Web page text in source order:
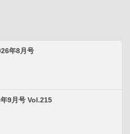
年8月号
9月号 Vol.215